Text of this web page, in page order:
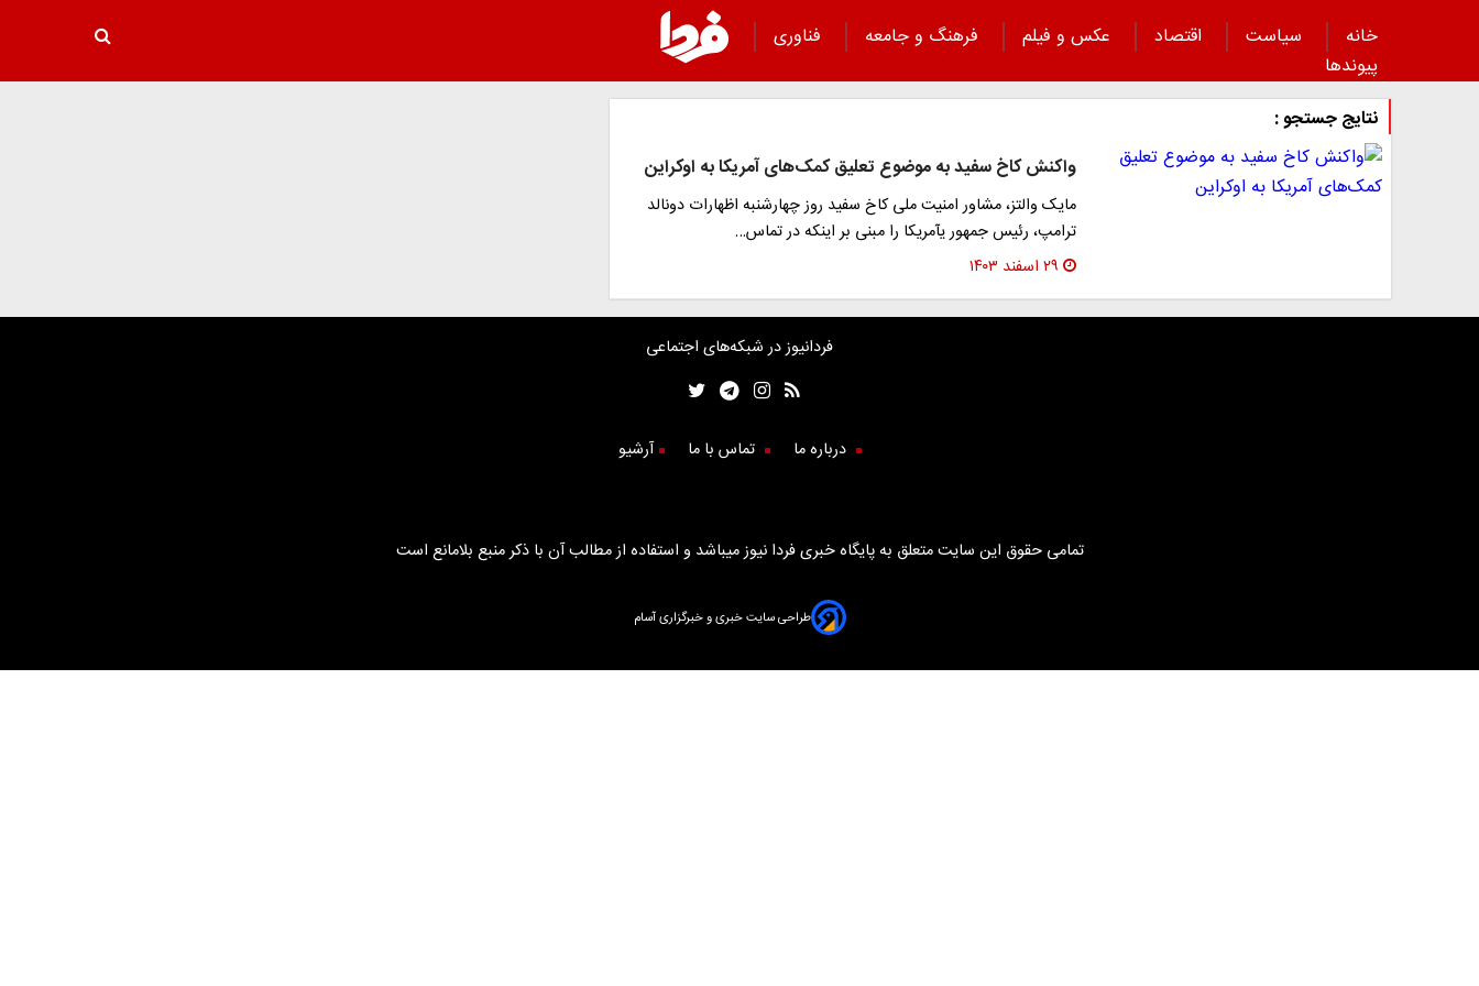
خانه سیاست اقتصاد عکس و فیلم فرهنگ و جامعه
فناوری
پیوند‌ها
نتایج جستجو :
واکنش کاخ سفید به موضوع تعلیق کمک‌های آمریکا به اوکراین
مایک والتز، مشاور امنیت ملی کاخ سفید روز چهارشنبه اظهارات دونالد
ترامپ، رئیس جمهور یآمریکا را مبنی بر اینکه در تماس…
۲۹ اسفند ۱۴۰۳
فردانیوز در شبکه‌های اجتماعی
درباره ما تماس با ما آرشیو
تمامی حقوق این سایت متعلق به پایگاه خبری فردا نیوز میباشد و استفاده از مطالب آن با ذکر منبع بلامانع است
طراحی سایت خبری و خبرگزاری آسام